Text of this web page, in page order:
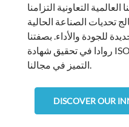
التعاونية التزامنا
تحديات الصناعة الحالية
للجودة والأداء. بصفتنا
روادا في تحقيق شهادة ISO 9001:2015، وضعنا معيار™
DISCOVER OUR